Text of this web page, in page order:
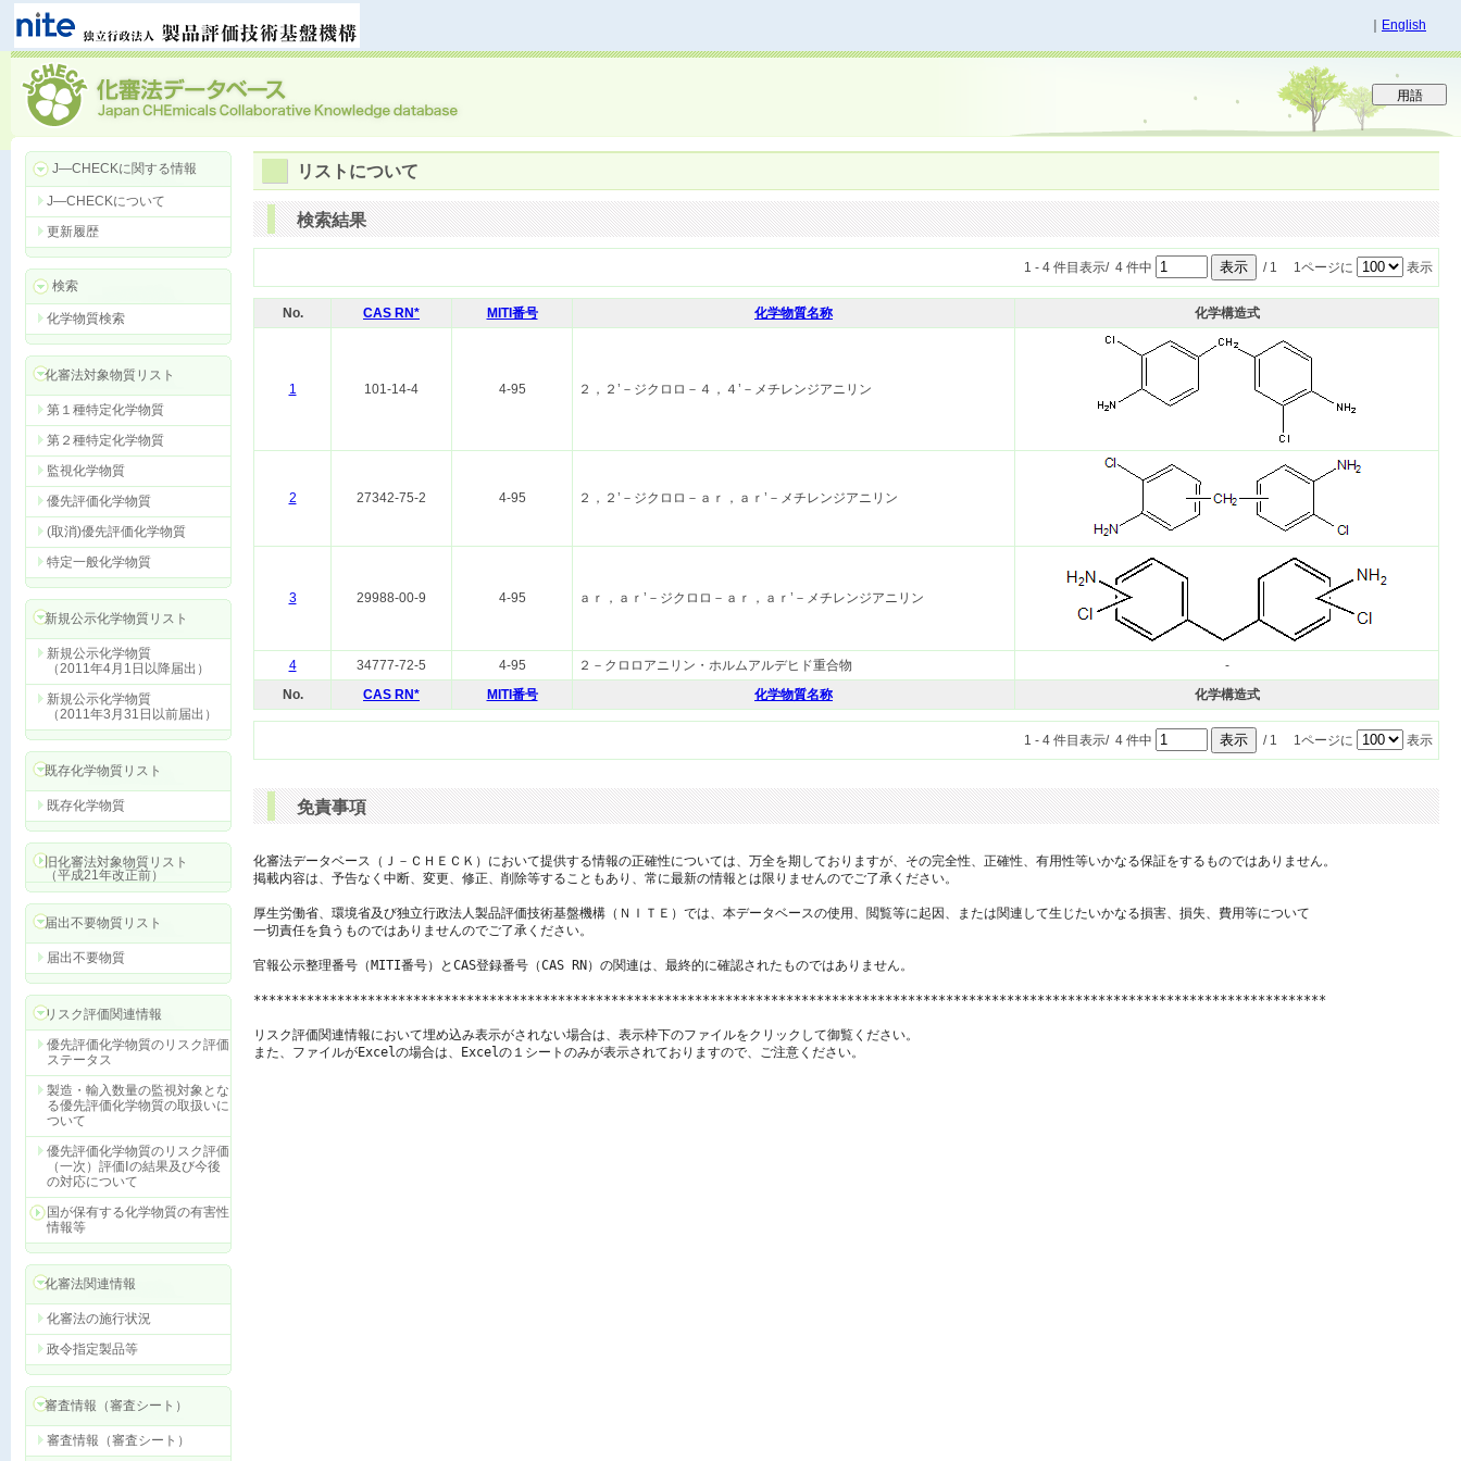
English
J―CHECKに関する情報
J―CHECKについて
更新履歴
検索
化学物質検索
化審法対象物質リスト
第１種特定化学物質
第２種特定化学物質
監視化学物質
優先評価化学物質
(取消)優先評価化学物質
特定一般化学物質
新規公示化学物質リスト
新規公示化学物質
（2011年4月1日以降届出）
新規公示化学物質
（2011年3月31日以前届出）
既存化学物質リスト
既存化学物質
旧化審法対象物質リスト
（平成21年改正前）
届出不要物質リスト
届出不要物質
リスク評価関連情報
優先評価化学物質のリスク評価
ステータス
製造・輸入数量の監視対象とな
る優先評価化学物質の取扱いに
ついて
優先評価化学物質のリスク評価
（一次）評価Ⅰの結果及び今後
の対応について
国が保有する化学物質の有害性
情報等
化審法関連情報
化審法の施行状況
政令指定製品等
審査情報（審査シート）
審査情報（審査シート）
リストについて
検索結果
1 - 4 件目表示/ 4 件中 / 1 1ページに 表示
No. CAS RN* MITI番号 化学物質名称 化学構造式
1 101-14-4 4-95 ２，２’－ジクロロ－４，４’－メチレンジアニリン
2 27342-75-2 4-95 ２，２’－ジクロロ－ａｒ，ａｒ’－メチレンジアニリン
3 29988-00-9 4-95 ａｒ，ａｒ’－ジクロロ－ａｒ，ａｒ’－メチレンジアニリン
4 34777-72-5 4-95 ２－クロロアニリン・ホルムアルデヒド重合物
-
No.
CAS RN* MITI番号 化学物質名称 化学構造式
1 - 4 件目表示/ 4 件中 / 1 1ページに 表示
免責事項
化審法データベース（Ｊ－ＣＨＥＣＫ）において提供する情報の正確性については、万全を期しておりますが、その完全性、正確性、有用性等いかなる保証をするものではありません。
掲載内容は、予告なく中断、変更、修正、削除等することもあり、常に最新の情報とは限りませんのでご了承ください。
厚生労働省、環境省及び独立行政法人製品評価技術基盤機構（ＮＩＴＥ）では、本データベースの使用、閲覧等に起因、または関連して生じたいかなる損害、損失、費用等について
一切責任を負うものではありませんのでご了承ください。
官報公示整理番号（MITI番号）とCAS登録番号（CAS RN）の関連は、最終的に確認されたものではありません。
*********************************************************************************************************************************************
リスク評価関連情報において埋め込み表示がされない場合は、表示枠下のファイルをクリックして御覧ください。
また、ファイルがExcelの場合は、Excelの１シートのみが表示されておりますので、ご注意ください。